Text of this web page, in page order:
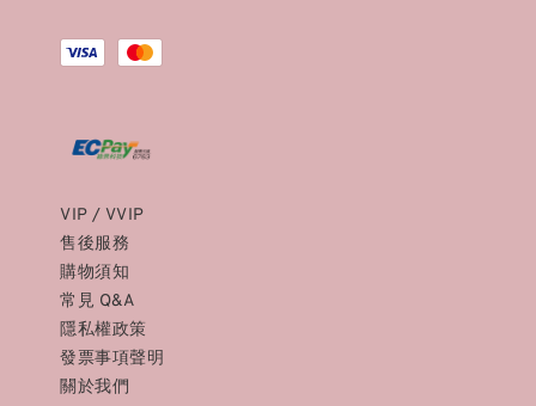
VIP / VVIP
售後服務
購物須知
常見 Q&A
隱私權政策
發票事項聲明
關於我們